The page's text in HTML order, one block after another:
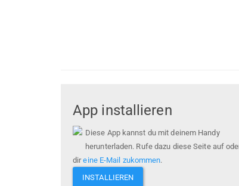
App installieren
Diese App kannst du mit deinem Handy
herunterladen. Rufe dazu diese Seite auf
direine E-Mail zukommen.
INSTALLIEREN